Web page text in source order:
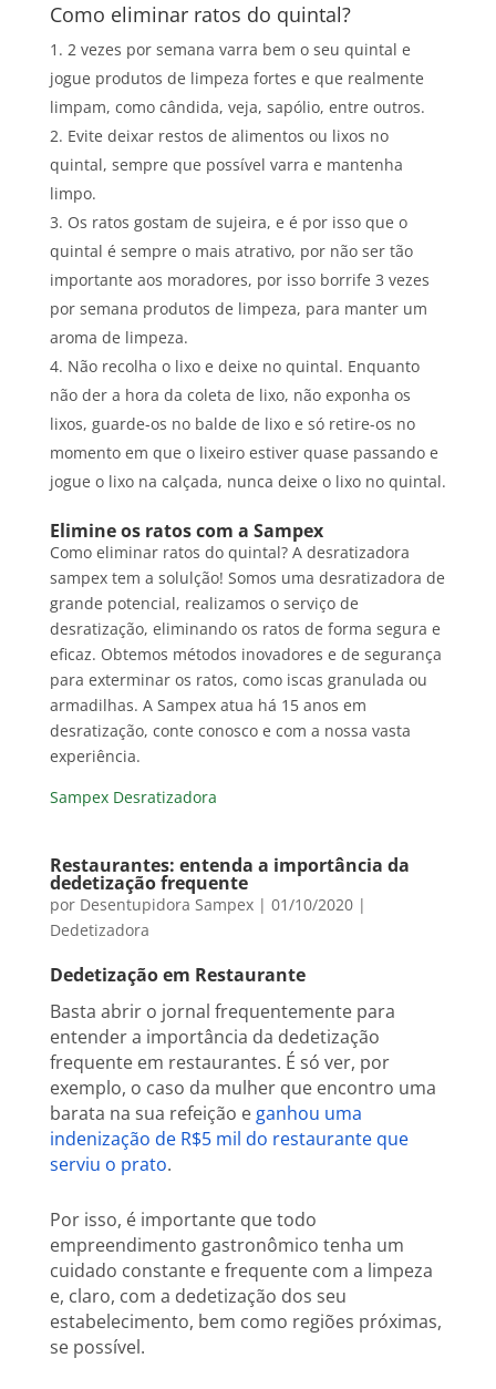
Como eliminar ratos do quintal?
2 vezes por semana varra bem o seu quintal e
jogue produtos de limpeza fortes e que realmente
limpam, como cândida, veja, sapólio, entre outros.
Evite deixar restos de alimentos ou lixos no
quintal, sempre que possível varra e mantenha
limpo.
Os ratos gostam de sujeira, e é por isso que o
quintal é sempre o mais atrativo, por não ser tão
importante aos moradores, por isso borrife 3 vezes
por semana produtos de limpeza, para manter um
aroma de limpeza.
Não recolha o lixo e deixe no quintal. Enquanto
não der a hora da coleta de lixo, não exponha os
lixos, guarde-os no balde de lixo e só retire-os no
momento em que o lixeiro estiver quase passando e
jogue o lixo na calçada, nunca deixe o lixo no quintal.
Elimine os ratos com a Sampex
Como eliminar ratos do quintal? A desratizadora
sampex tem a solulção! Somos uma desratizadora de
grande potencial, realizamos o serviço de
desratização, eliminando os ratos de forma segura e
eficaz. Obtemos métodos inovadores e de segurança
para exterminar os ratos, como iscas granulada ou
armadilhas. A Sampex atua há 15 anos em
desratização, conte conosco e com a nossa vasta
experiência.
Sampex Desratizadora
Restaurantes: entenda a importância da
dedetização frequente
por Desentupidora Sampex| 01/10/2020|
Dedetizadora
Dedetização em Restaurante
Basta abrir o jornal frequentemente para
entender a importância da dedetização
frequente em restaurantes. É só ver, por
exemplo, o caso da mulher que encontro uma
barata na sua refeição e ganhou uma
indenização de R$5 mil do restaurante que
serviu o prato.
Por isso, é importante que todo
empreendimento gastronômico tenha um
cuidado constante e frequente com a limpeza
e, claro, com a dedetização dos seu
estabelecimento, bem como regiões próximas,
se possível.